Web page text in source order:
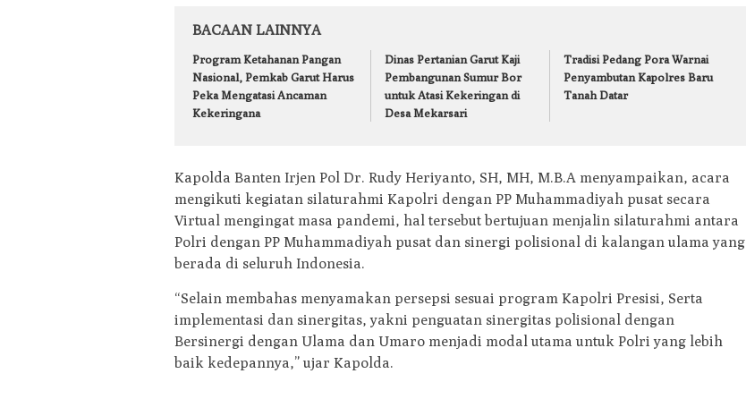
BACAAN LAINNYA
Program Ketahanan Pangan
Nasional, Pemkab Garut Harus
Peka Mengatasi Ancaman
Kekeringana
Dinas Pertanian Garut Kaji
Pembangunan Sumur Bor
untuk Atasi Kekeringan di
Desa Mekarsari
Tradisi Pedang Pora Warnai
Penyambutan Kapolres Baru
Tanah Datar
Kapolda Banten Irjen Pol Dr. Rudy Heriyanto, SH, MH, M.B.A menyampaikan, acara
mengikuti kegiatan silaturahmi Kapolri dengan PP Muhammadiyah pusat secara
Virtual mengingat masa pandemi, hal tersebut bertujuan menjalin silaturahmi antara
Polri dengan PP Muhammadiyah pusat dan sinergi polisional di kalangan ulama yang
berada di seluruh Indonesia.
“Selain membahas menyamakan persepsi sesuai program Kapolri Presisi, Serta
implementasi dan sinergitas, yakni penguatan sinergitas polisional dengan
Bersinergi dengan Ulama dan Umaro menjadi modal utama untuk Polri yang lebih
baik kedepannya,” ujar Kapolda.